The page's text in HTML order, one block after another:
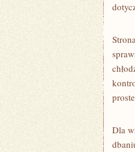
Dla